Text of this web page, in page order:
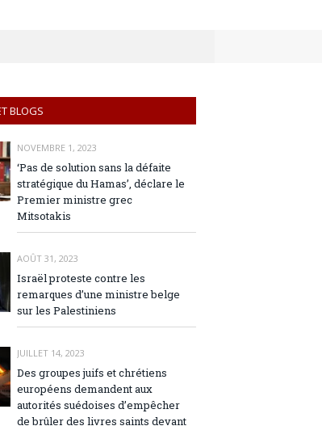
BLOGS
NOVEMBRE 1, 2023
‘Pas de solution sans la défaite
stratégique du Hamas’, déclare le
Premier ministre grec
Mitsotakis
AOÛT 31, 2023
Israël proteste contre les
remarques d’une ministre belge
sur les Palestiniens
JUILLET 14, 2023
Des groupes juifs et chrétiens
européens demandent aux
autorités suédoises d’empêcher
de brûler des livres saints devant